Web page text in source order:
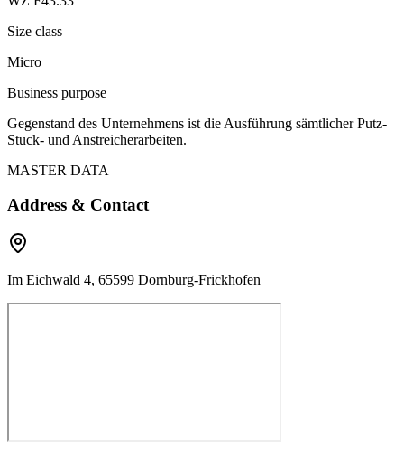
Size class
Micro
Business purpose
Gegenstand des Unternehmens ist die Ausführung sämtlicher Putz-
Stuck- und Anstreicherarbeiten.
MASTER DATA
Address & Contact
Im Eichwald 4, 65599 Dornburg-Frickhofen